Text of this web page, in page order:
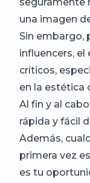
una imagen
Sin embargo,
influencers, el
críticos,
en la estética
Al fin y al
rápida y fácil
Además,
primera vez
es tu